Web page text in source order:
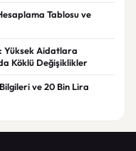
Tablosu ve
Yüksek Aidatlara
Köklü Değişiklikler
ve 20 Bin Lira